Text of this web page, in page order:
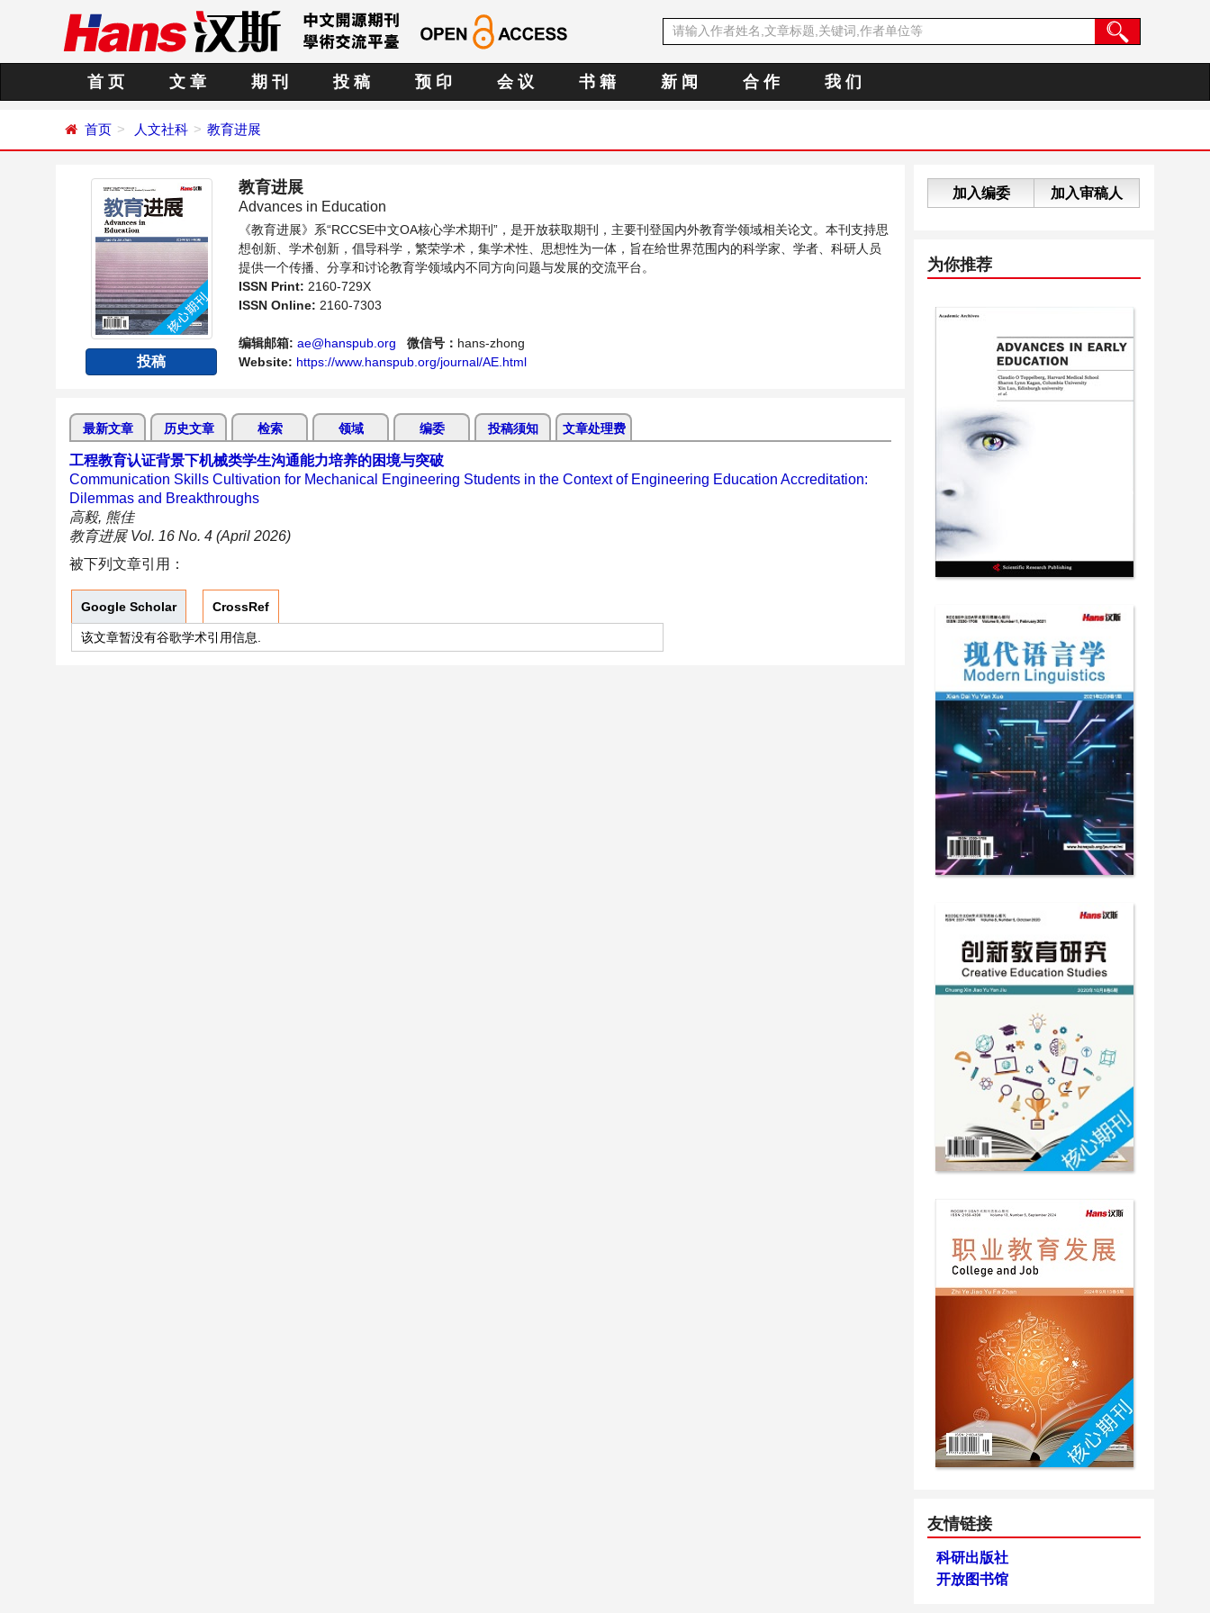
首 页 文 章 期 刊 投 稿 预 印 会 议 书 籍 新 闻 合 作 我 们
首页 人文社科 教育进展
投稿
教育进展
Advances in Education
《教育进展》系“RCCSE中文OA核心学术期刊”，是开放获取期刊，主要刊登国内外教育学领域相关论文。本刊支持思
想创新、学术创新，倡导科学，繁荣学术，集学术性、思想性为一体，旨在给世界范围内的科学家、学者、科研人员
提供一个传播、分享和讨论教育学领域内不同方向问题与发展的交流平台。
ISSN Print: 2160-729X
ISSN Online: 2160-7303
编辑邮箱: ae@hanspub.org 微信号： hans-zhong
Website: https://www.hanspub.org/journal/AE.html
最新文章 历史文章 检索 领域 编委 投稿须知 文章处理费
工程教育认证背景下机械类学生沟通能力培养的困境与突破
Communication Skills Cultivation for Mechanical Engineering Students in the Context of Engineering Education Accreditation:
Dilemmas and Breakthroughs
高毅, 熊佳
教育进展 Vol. 16 No. 4 (April 2026)
被下列文章引用：
Google Scholar CrossRef
该文章暂没有谷歌学术引用信息.
加入编委 加入审稿人
为你推荐
友情链接
科研出版社
开放图书馆